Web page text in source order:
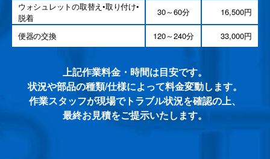
ウォシュレットの取替え•取り付け•
脱着
30～60分 16,500円
便器の交換 120～240分 33,000円
上記作業料金・時間は目安です。
状況や部品の種類/仕様によって料金変動します。
作業スタッフが現場でトラブル状況を確認の上、
最終お見積をご提示いたします。